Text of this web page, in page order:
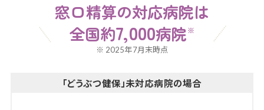
窓口精算の対応病院は
全国約7,000病院※
※ 2025年7月末時点
「どうぶつ健保」未対応病院の場合